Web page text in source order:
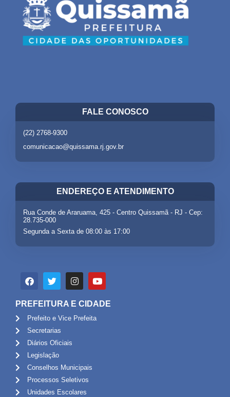
FALE CONOSCO
(22) 2768-9300
comunicacao@quissama.rj.gov.br
ENDEREÇO E ATENDIMENTO
Rua Conde de Araruama, 425 - Centro Quissamã - RJ - Cep:
28.735-000
Segunda a Sexta de 08:00 às 17:00
PREFEITURA E CIDADE
Prefeito e Vice Prefeita
Secretarias
Diários Oficiais
Legislação
Conselhos Municipais
Processos Seletivos
Unidades Escolares